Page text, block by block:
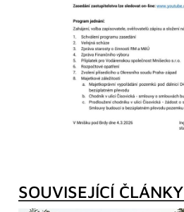
SOUVISEJÍCÍ ČLÁNKY